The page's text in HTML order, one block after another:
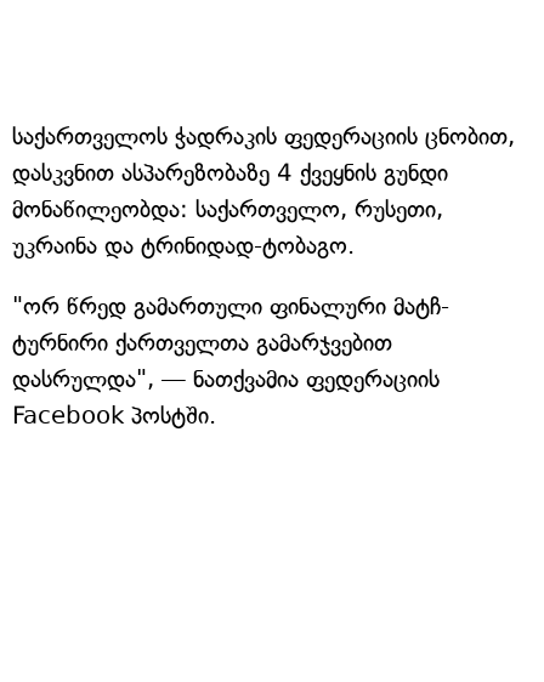
საქართველოს ჭადრაკის ფედერაციის ცნობით,
დასკვნით ასპარეზობაზე 4 ქვეყნის გუნდი
მონაწილეობდა: საქართველო, რუსეთი,
უკრაინა და ტრინიდად-ტობაგო.
"ორ წრედ გამართული ფინალური მატჩ-
ტურნირი ქართველთა გამარჯვებით
დასრულდა", — ნათქვამია ფედერაციის
Facebook პოსტში.